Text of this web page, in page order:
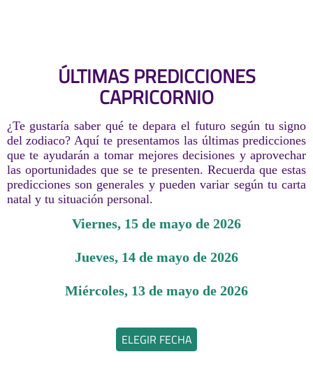
ÚLTIMAS PREDICCIONES
CAPRICORNIO
¿Te gustaría saber qué te depara el futuro según tu signo
del zodiaco? Aquí te presentamos las últimas predicciones
que te ayudarán a tomar mejores decisiones y aprovechar
las oportunidades que se te presenten. Recuerda que estas
predicciones son generales y pueden variar según tu carta
natal y tu situación personal.
viernes, 15 de mayo de 2026
jueves, 14 de mayo de 2026
miércoles, 13 de mayo de 2026
ELEGIR FECHA